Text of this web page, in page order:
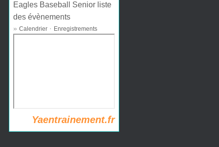
Eagles Baseball Senior liste
des évènements
» Calendrier · Enregistrements
Yaentrainement.fr